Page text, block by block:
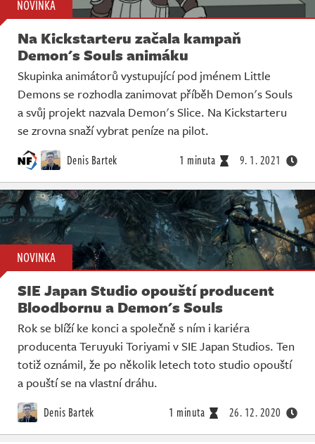
NOVINKA
Na Kickstarteru začala kampaň
Demon's Souls animáku
Skupinka animátorů vystupující pod jménem Little
Demons se rozhodla zanimovat příběh Demon's Souls
a svůj projekt nazvala Demon's Slice. Na Kickstarteru
se zrovna snaží vybrat peníze na pilot.
Denis Bartek 1 minuta 9. 1. 2021
NOVINKA
SIE Japan Studio opouští producent
Bloodbornu a Demon's Souls
Rok se blíží ke konci a společně s ním i kariéra
producenta Teruyuki Toriyami v SIE Japan Studios. Ten
totiž oznámil, že po několik letech toto studio opouští
a pouští se na vlastní dráhu.
Denis Bartek 1 minuta 26. 12. 2020